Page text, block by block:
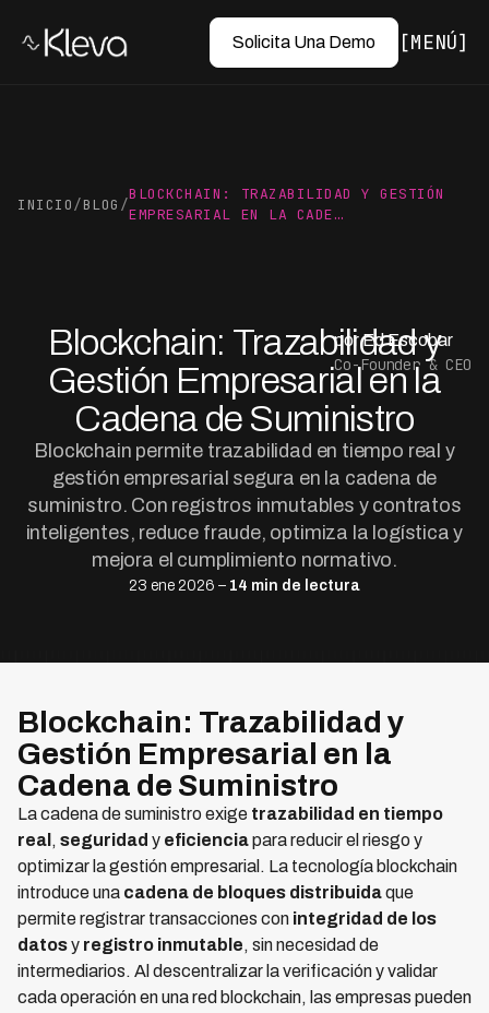
Solicita Una Demo MENÚ
INICIO/BLOG /
BLOCKCHAIN: TRAZABILIDAD Y GESTIÓN
EMPRESARIAL EN LA CADE…
Blockchain: Trazabilidad y
Gestión Empresarial en la
Cadena de Suministro
Blockchain permite trazabilidad en tiempo real y
gestión empresarial segura en la cadena de
suministro. Con registros inmutables y contratos
inteligentes, reduce fraude, optimiza la logística y
mejora el cumplimiento normativo.
23 ene 2026 – 14 min de lectura
por Ed Escobar
Co-Founder & CEO
Blockchain: Trazabilidad y
Gestión Empresarial en la
Cadena de Suministro
La cadena de suministro exige trazabilidad en tiempo
real , seguridad y eficienciapara reducir el riesgo y
optimizar la gestión empresarial. La tecnología blockchain
introduce una cadena de bloques distribuidaque
permite registrar transacciones con integridad de los
datosy registro inmutable, sin necesidad de
intermediarios. Al descentralizar la verificación y validar
cada operación en una red blockchain, las empresas pueden